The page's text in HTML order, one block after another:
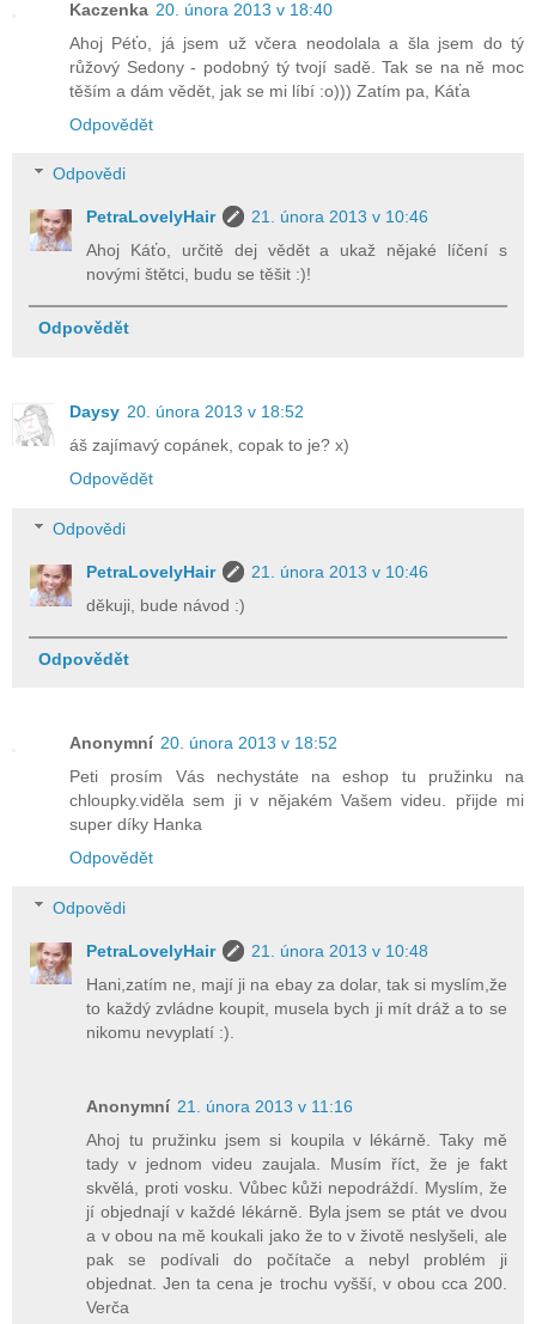
Kaczenka 20. února 2013 v 18:40
Ahoj Péťo, já jsem už včera neodolala a šla jsem do tý
růžový Sedony - podobný tý tvojí sadě. Tak se na ně moc
těším a dám vědět, jak se mi líbí :o))) Zatím pa, Káťa
Odpovědět
Odpovědi
PetraLovelyHair
21. února 2013 v 10:46
Ahoj Káťo, určitě dej vědět a ukaž nějaké líčení s
novými štětci, budu se těšit :)!
Odpovědět
Daysy 20. února 2013 v 18:52
áš zajímavý copánek, copak to je? x)
Odpovědět
Odpovědi
PetraLovelyHair
21. února 2013 v 10:46
děkuji, bude návod :)
Odpovědět
Anonymní 20. února 2013 v 18:52
Peti prosím Vás nechystáte na eshop tu pružinku na
chloupky.viděla sem ji v nějakém Vašem videu. přijde mi
super díky Hanka
Odpovědět
Odpovědi
PetraLovelyHair
21. února 2013 v 10:48
Hani,zatím ne, mají ji na ebay za dolar, tak si myslím,že
to každý zvládne koupit, musela bych ji mít dráž a to se
nikomu nevyplatí :).
Anonymní 21. února 2013 v 11:16
Ahoj tu pružinku jsem si koupila v lékárně. Taky mě
tady v jednom videu zaujala. Musím říct, že je fakt
skvělá, proti vosku. Vůbec kůži nepodráždí. Myslím, že
jí objednají v každé lékárně. Byla jsem se ptát ve dvou
a v obou na mě koukali jako že to v životě neslyšeli, ale
pak se podívali do počítače a nebyl problém ji
objednat. Jen ta cena je trochu vyšší, v obou cca 200.
Verča